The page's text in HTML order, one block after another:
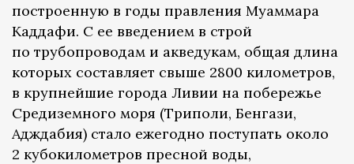
построенную в годы правления Муаммара
Каддафи. С ее введением в строй
по трубопроводам и акведукам, общая длина
которых составляет свыше 2800 километров,
в крупнейшие города Ливии на побережье
Средиземного моря (Триполи, Бенгази,
Адждабия) стало ежегодно поступать около
2 кубокилометров пресной воды,